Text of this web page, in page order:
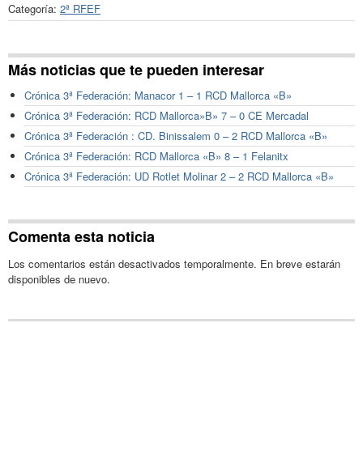
Categoría: 2ª RFEF
Más noticias que te pueden interesar
Crónica 3ª Federación: Manacor 1 – 1 RCD Mallorca «B»
Crónica 3ª Federación: RCD Mallorca»B» 7 – 0 CE Mercadal
Crónica 3ª Federación : CD. Binissalem 0 – 2 RCD Mallorca «B»
Crónica 3ª Federación: RCD Mallorca «B» 8 – 1 Felanitx
Crónica 3ª Federación: UD Rotlet Molinar 2 – 2 RCD Mallorca «B»
Comenta esta noticia
Los comentarios están desactivados temporalmente. En breve estarán
disponibles de nuevo.